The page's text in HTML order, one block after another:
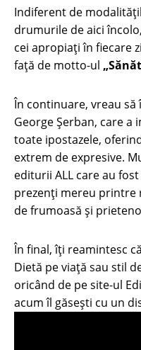
Indiferent de
drumurile de aici
cei apropiați în fiecare
față de motto-ul
În continuare, vreau
George Șerban, care
toate ipostazele,
extrem de expresive.
editurii ALL care au
prezenţi mereu printre
de frumoasă şi
În final, îți reamintesc
Dietă pe viață sau stil
oricând de pe site-ul
acum îl găsești cu un